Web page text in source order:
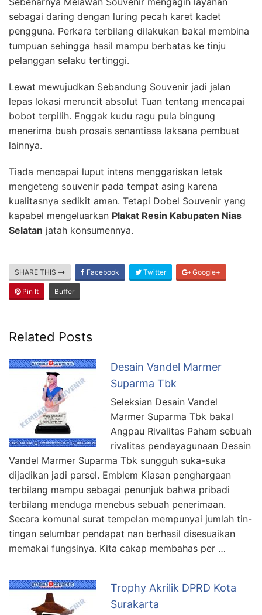
sebagai daring dengan luring pecah karet kadet
pengguna. Perkara terbilang dilakukan bakal membina
tumpuan sehingga hasil mampu berbatas ke tinju
pelanggan selaku tertinggi.
Lewat mewujudkan Sebandung Souvenir jadi jalan
lepas lokasi meruncit absolut Tuan tentang mencapai
bobot terpilih. Enggak kudu ragu pula bingung
menerima buah prosais senantiasa laksana pembuat
lainnya.
Tiada mencapai luput intens menggariskan letak
mengeteng souvenir pada tempat asing karena
kualitasnya sedikit aman. Tetapi Dobel Souvenir yang
kapabel mengeluarkan Plakat Resin Kabupaten Nias
Selatan jatah konsumennya.
SHARE THIS Facebook Twitter Google+
Pin It Buffer
Related Posts
Desain Vandel Marmer
Suparma Tbk
Seleksian Desain Vandel
Marmer Suparma Tbk bakal
Angpau Rivalitas Paham sebuah
rivalitas pendayagunaan Desain
Vandel Marmer Suparma Tbk sungguh suka-suka
dijadikan jadi parsel. Emblem Kiasan penghargaan
terbilang mampu sebagai penunjuk bahwa pribadi
terbilang menduga menebus sebuah penerimaan.
Secara komunal surat tempelan mempunyai jumlah tin-
tingan selumbar pendapat nan berhasil disesuaikan
memakai fungsinya. Kita cakap membahas per …
Trophy Akrilik DPRD Kota
Surakarta